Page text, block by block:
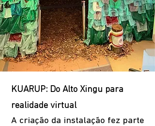
KUARUP: Do Alto Xingu para
realidade virtual
A criação da instalação fez parte